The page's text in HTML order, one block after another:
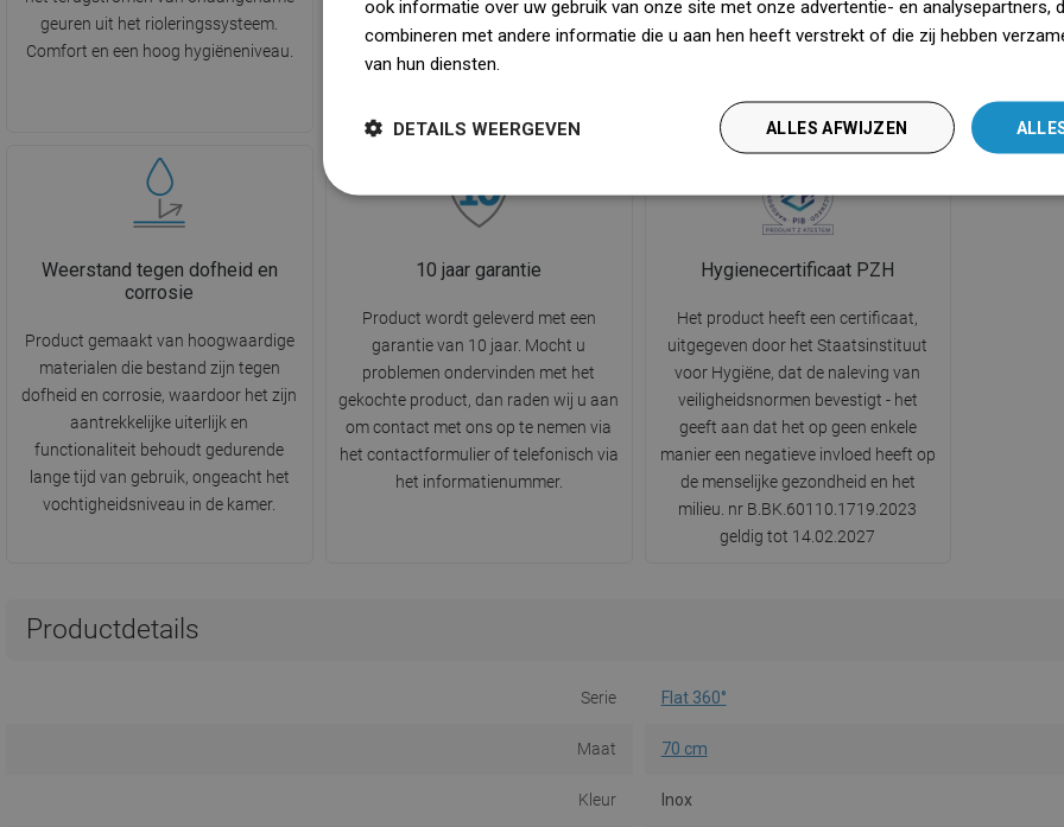
geuren uit het rioleringssysteem.
Comfort en een hoog hygiëneniveau.
ontstaat wanneer water direct op de
de
Weerstand tegen dofheid en
corrosie
Product gemaakt van hoogwaardige
materialen die bestand zijn tegen
dofheid en corrosie, waardoor het zijn
aantrekkelijke uiterlijk en
functionaliteit behoudt gedurende
lange tijd van gebruik, ongeacht het
vochtigheidsniveau in de kamer.
10 jaar garantie
Product wordt geleverd met een
garantie van 10 jaar. Mocht u
problemen ondervinden met het
gekochte product, dan raden wij u aan
om contact met ons op te nemen via
het contactformulier of telefonisch via
het informatienummer.
Hygienecertificaat PZH
Het product heeft een certificaat,
uitgegeven door het Staatsinstituut
voor Hygiëne, dat de naleving van
veiligheidsnormen bevestigt - het
geeft aan dat het op geen enkele
manier een negatieve invloed heeft op
de menselijke gezondheid en het
milieu. nr B.BK.60110.1719.2023
geldig tot 14.02.2027
Productdetails
Serie Flat 360°
Maat 70 cm
Kleur Inox
ook informatie over uw gebruik van onze site met onze advertentie- en analysepartners,
combineren met andere informatie die u aan hen heeft verstrekt of die zij hebben
van hun diensten.
ALLES AFWIJZEN
DETAILS WEERGEVEN